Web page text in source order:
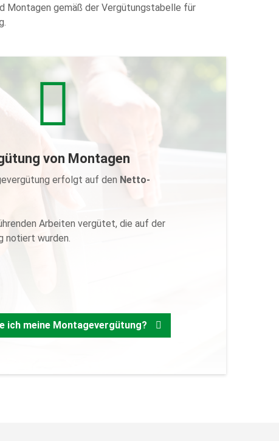
Montagen gemäß der Vergütungstabelle für
von Montagen
erfolgt auf den Netto-
Arbeiten vergütet, die auf der
notiert wurden.
ich meine Montagevergütung?
ich meine Montagevergütung?
ist das vollständig und sauber
unterschriebene Abnahmeprotokoll nach
durch HEIM & HAUS spätestens innerhalb von
des unterschriebenen Abnahmeprotokolls
Zurück